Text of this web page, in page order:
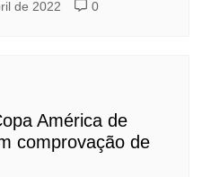
de 2022 0
América de
comprovação de